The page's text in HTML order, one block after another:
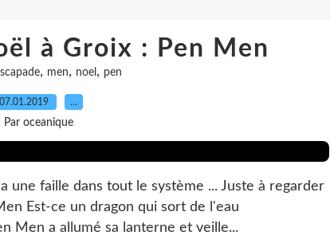
à Groix : Pen Men
, men, noel, pen
07.01.2019 …
Par oceanique
une faille dans tout le système ... Juste à regarder
Est-ce un dragon qui sort de l'eau
Men a allumé sa lanterne et veille...